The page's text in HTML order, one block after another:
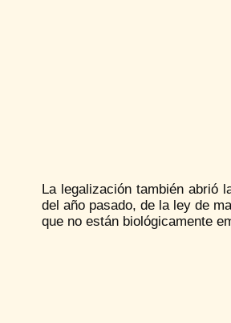
La legalización también abrió
del año pasado, de la ley de
que no están biológicamente